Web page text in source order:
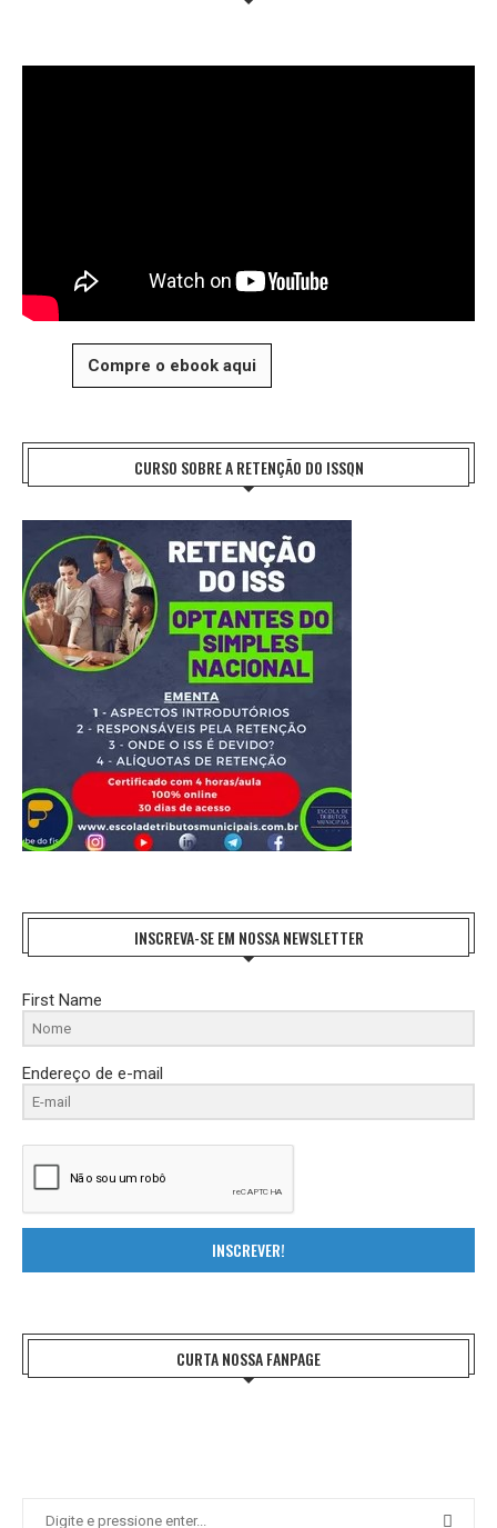
Compre o ebook aqui
CURSO SOBRE A RETENÇÃO DO ISSQN
INSCREVA-SE EM NOSSA NEWSLETTER
First Name
Endereço de e-mail
INSCREVER!
CURTA NOSSA FANPAGE